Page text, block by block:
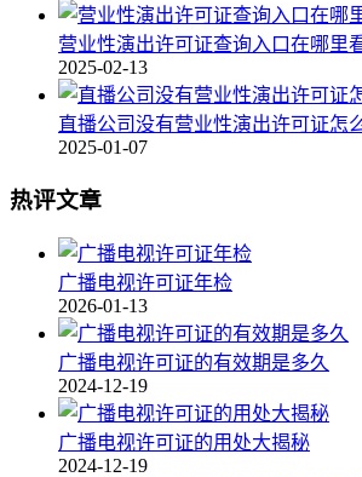
营业性演出许可证查询入口在哪里
2025-02-13
直播公司没有营业性演出许可证怎
2025-01-07
热评文章
广播电视许可证年检
2026-01-13
广播电视许可证的有效期是多久
2024-12-19
广播电视许可证的用处大揭秘
2024-12-19